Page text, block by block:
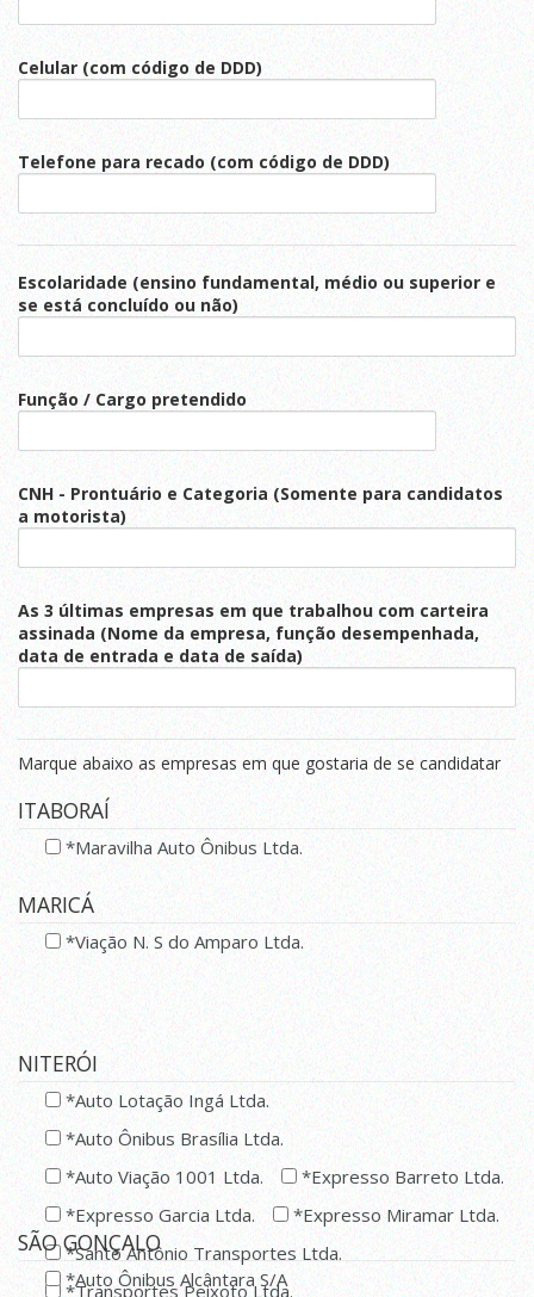
Celular (com código de DDD)
Telefone para recado (com código de DDD)
Escolaridade (ensino fundamental, médio ou superior e
se está concluído ou não)
Função / Cargo pretendido
CNH - Prontuário e Categoria (Somente para candidatos
a motorista)
As 3 últimas empresas em que trabalhou com carteira
assinada (Nome da empresa, função desempenhada,
data de entrada e data de saída)
Marque abaixo as empresas em que gostaria de se candidatar
ITABORAÍ
*Maravilha Auto Ônibus Ltda.
MARICÁ
*Viação N. S do Amparo Ltda.
NITERÓI
*Auto Lotação Ingá Ltda.
*Auto Ônibus Brasília Ltda.
*Auto Viação 1001 Ltda.
*Expresso Barreto Ltda.
*Expresso Garcia Ltda.
*Expresso Miramar Ltda.
*Santo Antônio Transportes Ltda.
*Transportes Peixoto Ltda.
SÃO GONÇALO
*Auto Ônibus Alcântara S/A